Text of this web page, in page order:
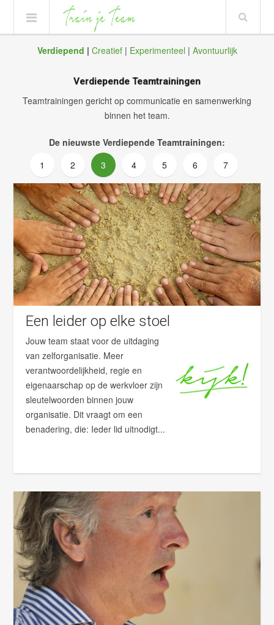
Verdiepend | Creatief| Experimenteel | Avontuurlijk
Verdiepende Teamtrainingen
Teamtrainingen gericht op communicatie en samenwerking
binnen het team.
De nieuwste Verdiepende Teamtrainingen:
1
2 3 4 5 6 7
Een leider op elke stoel
Jouw team staat voor de uitdaging
van zelforganisatie. Meer
verantwoordelijkheid, regie en
eigenaarschap op de werkvloer zijn
sleutelwoorden binnen jouw
organisatie. Dit vraagt om een
benadering, die: Ieder lid uitnodigt...